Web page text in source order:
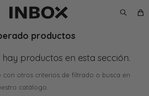
productos
hay productos en esta sección.
con otros criterios de filtrado o busca en
catálogo.